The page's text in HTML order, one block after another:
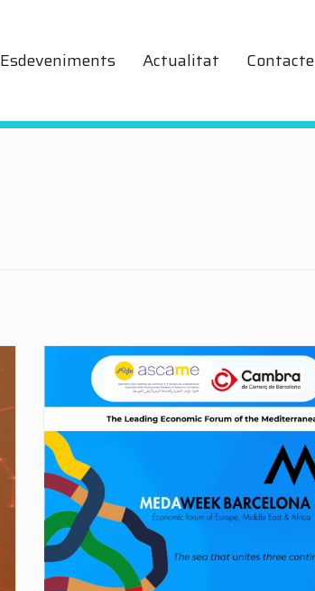
Esdeveniments Actualitat Contacte